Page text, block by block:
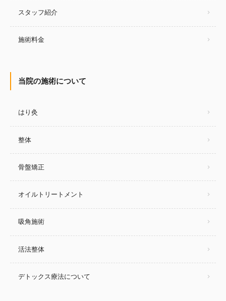
スタッフ紹介
施術料金
当院の施術について
はり灸
整体
骨盤矯正
オイルトリートメント
吸角施術
活法整体
デトックス療法について